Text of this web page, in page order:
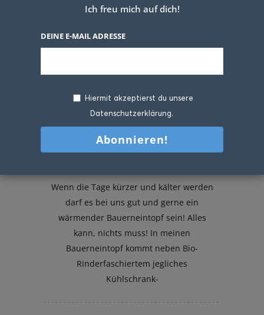
Wenn die Tage kürzer und kälter werden
darf es bei uns gut und gerne ein
wärmender Bauerneintopf sein! Alles
kann, nichts muss! In meinen
Bauerneintopf kommt neben Bio-
Rinderfaschiertem jegliches
Kühlschrank-
Ich freu mich auf dich!
DEINE E-MAIL ADRESSE
Hiermit akzeptierst du unsere
Datenschutzerklärung.